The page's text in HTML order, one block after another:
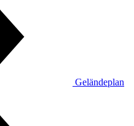
Geländeplan